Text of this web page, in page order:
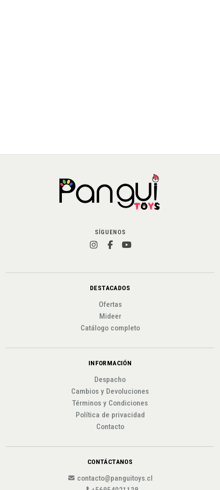
SÍGUENOS
DESTACADOS
Ofertas
Mideer
Catálogo completo
INFORMACIÓN
Despacho
Cambios y Devoluciones
Términos y Condiciones
Política de privacidad
Contacto
CONTÁCTANOS
contacto@panguitoys.cl